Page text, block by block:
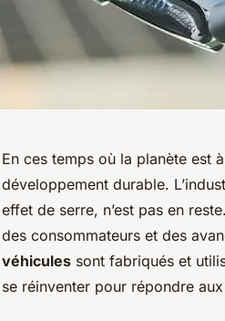
En ces temps où la planète est
développement durable.
effet de serre, n’est pas en
des consommateurs et des
véhicules sont fabriqués et
se réinventer pour répondre